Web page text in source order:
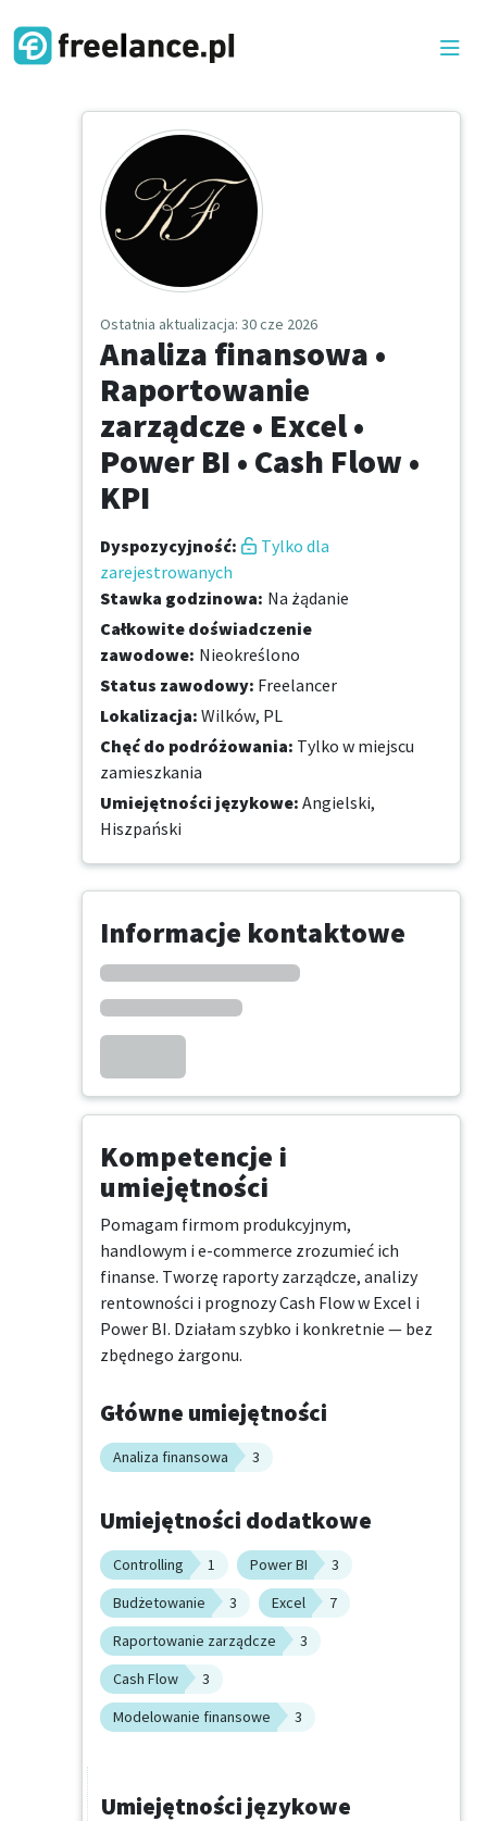
Ostatnia aktualizacja: 30 cze 2026
Analiza finansowa •
Raportowanie
zarządcze • Excel •
Power BI • Cash Flow •
KPI
Dyspozycyjność:
Tylko dla
zarejestrowanych
Stawka godzinowa: Na żądanie
Całkowite doświadczenie
zawodowe: Nieokreślono
Status zawodowy: Freelancer
Lokalizacja: Wilków, PL
Chęć do podróżowania: Tylko w miejscu
zamieszkania
Umiejętności językowe: Angielski,
Hiszpański
Informacje kontaktowe
Kompetencje i
umiejętności
Pomagam firmom produkcyjnym,
handlowym i e-commerce zrozumieć ich
finanse. Tworzę raporty zarządcze, analizy
rentowności i prognozy Cash Flow w Excel i
Power BI. Działam szybko i konkretnie — bez
zbędnego żargonu.
Główne umiejętności
Analiza finansowa 3
Umiejętności dodatkowe
Controlling 1 Power BI
3
Budżetowanie
3 Excel
7
Raportowanie zarządcze
3
Cash Flow
3
Modelowanie finansowe
3
Umiejętności językowe